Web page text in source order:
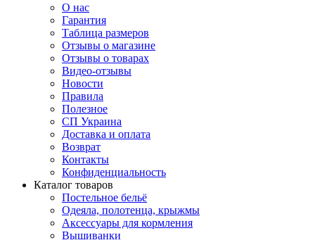
О нас
Гарантия
Таблица размеров
Отзывы о магазине
Отзывы о товарах
Видео-отзывы
Новости
Правила
Полезное
СП Украина
Доставка и оплата
Возврат
Контакты
Конфиденциальность
Каталог товаров
Постельное бельё
Одеяла, полотенца, крыжмы
Аксессуары для кормления
Вышиванки